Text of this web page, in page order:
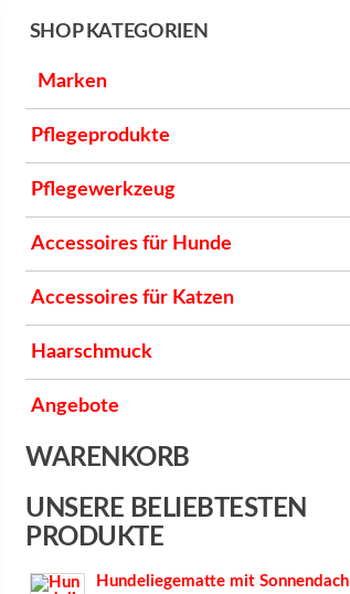
SHOP KATEGORIEN
Marken
Pflegeprodukte
Pflegewerkzeug
Accessoires für Hunde
Accessoires für Katzen
Haarschmuck
Angebote
WARENKORB
UNSERE BELIEBTESTEN
PRODUKTE
Hundeliegematte mit Sonnendach